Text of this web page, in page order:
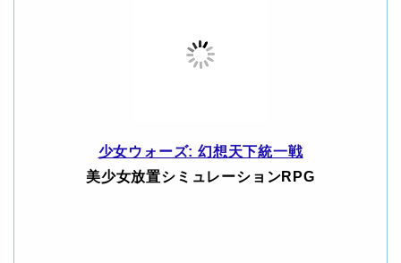
少女ウォーズ: 幻想天下統一戦
美少女放置シミュレーションRPG